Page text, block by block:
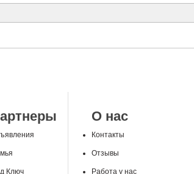
Ключ
О нас
Контакты
Отзывы
Работа у нас